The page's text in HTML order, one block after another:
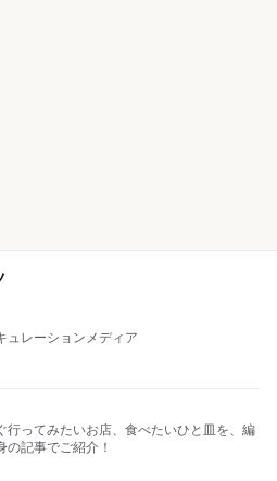
ュレーションメディア
行ってみたいお店、食べたいひと皿を、編
の記事でご紹介！